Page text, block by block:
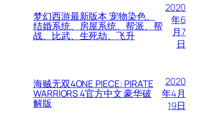
梦幻西游最新版本 宠物染色、
结婚系统、房屋系统、帮派、帮
战、比武、生死劫、飞升
2020
年6
月7
日
海贼无双4ONE PIECE: PIRATE
WARRIORS 4官方中文 豪华破
解版
2020
年4月
19日